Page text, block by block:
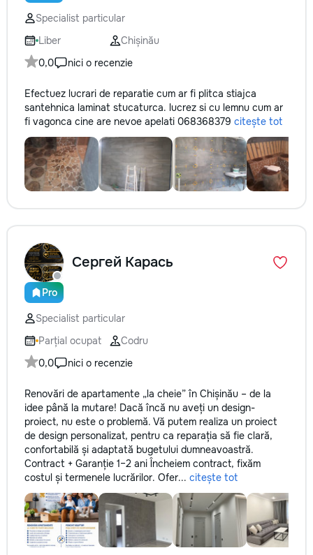
не включается? Не спешите
покупать новую! Спасем ваш
бюджет.
Specialist particular
Liber
Chișinău
0,0
nici o recenzie
Efectuez lucrari de reparatie cum ar fi plitca stiajca
santehnica laminat stucaturca. lucrez si cu lemnu cum ar
fi vagonca cine are nevoe apelati 068368379 citește tot
Pro
Сергей Карась
Specialist particular
Parțial ocupat
Codru
0,0
nici o recenzie
Renovări de apartamente „la cheie” în Chișinău – de la
idee până la mutare! Dacă încă nu aveți un design-
proiect, nu este o problemă. Vă putem realiza un proiect
de design personalizat, pentru ca reparația să fie clară,
confortabilă și adaptată bugetului dumneavoastră.
Contract + Garanție 1–2 ani Încheiem contract, fixăm
costul și termenele lucrărilor. Ofer... citește tot